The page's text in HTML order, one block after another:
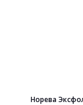
Норева